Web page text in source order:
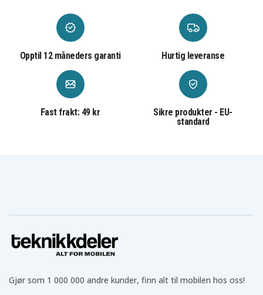
Opptil 12 måneders garanti Hurtig leveranse
Fast frakt: 49 kr
Sikre produkter - EU-
standard
Gjør som 1 000 000 andre kunder, finn alt til mobilen hos oss!